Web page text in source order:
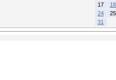
17
18
24
25
31